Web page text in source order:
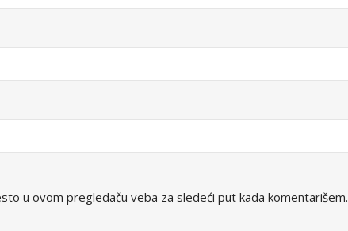
u ovom pregledaču veba za sledeći put kada komentarišem.